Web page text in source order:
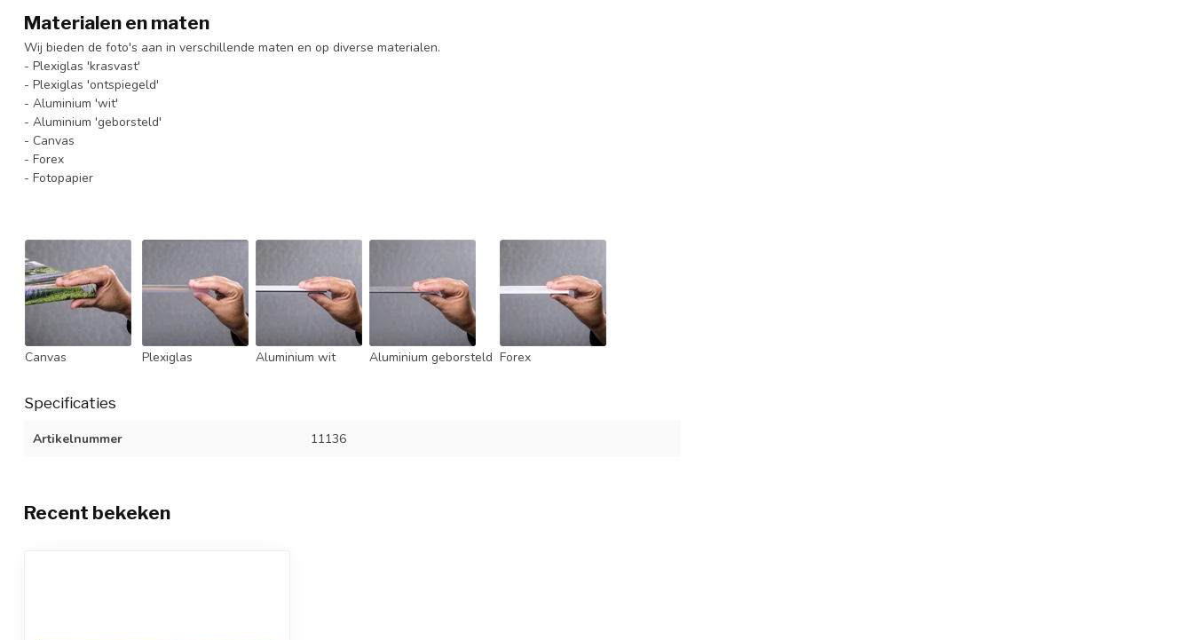
Materialen en maten
Wij bieden de foto's aan in verschillende maten en op diverse materialen.
- Plexiglas 'krasvast'
- Plexiglas 'ontspiegeld'
- Aluminium 'wit'
- Aluminium 'geborsteld'
- Canvas
- Forex
- Fotopapier
Canvas Plexiglas Aluminium wit Aluminium geborsteld Forex
Specificaties
Artikelnummer 11136
Recent bekeken